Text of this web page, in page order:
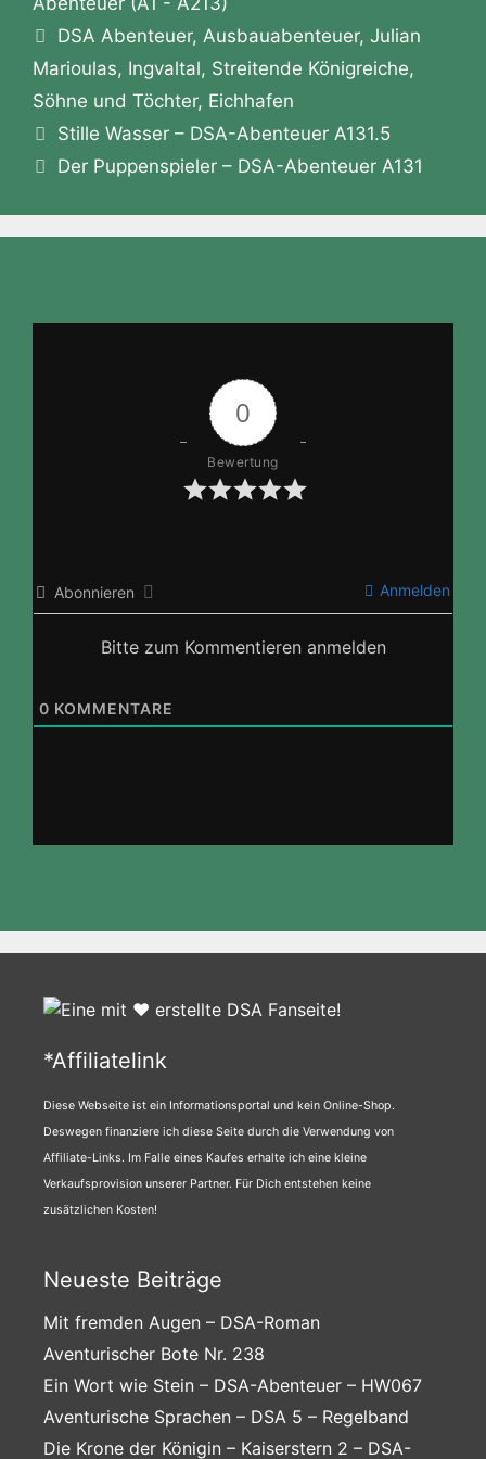
o
o
k
n
g
er
p
p
o
n
W
is
h
st
Schlagwörter
DSA Abenteuer,Ausbauabenteuer,Julian
Marioulas, Ingvaltal, Streitende Königreiche,
Söhne und Töchter, Eichhafen
Stille Wasser – DSA-Abenteuer A131.5
Der Puppenspieler – DSA-Abenteuer A131
0
Bewertung
Abonnieren Anmelden
Bitte zum Kommentieren anmelden
0 KOMMENTARE
*Affiliatelink
Diese Webseite ist ein Informationsportal und kein Online-Shop.
Deswegen finanziere ich diese Seite durch die Verwendung von
Affiliate-Links. Im Falle eines Kaufes erhalte ich eine kleine
Verkaufsprovision unserer Partner. Für Dich entstehen keine
zusätzlichen Kosten!
Neueste Beiträge
Mit fremden Augen – DSA-Roman
Aventurischer Bote Nr. 238
Ein Wort wie Stein – DSA-Abenteuer – HW067
Aventurische Sprachen – DSA 5 – Regelband
Die Krone der Königin – Kaiserstern 2 – DSA-